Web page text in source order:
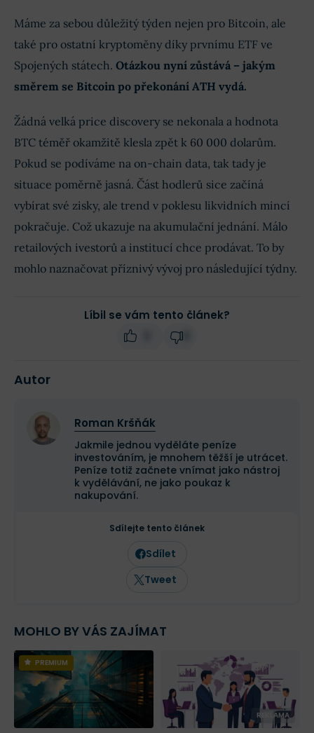
Máme za sebou důležitý týden nejen pro Bitcoin, ale
také pro ostatní kryptoměny díky prvnímu ETF ve
Spojených státech. Otázkou nyní zůstává – jakým
směrem se Bitcoin po překonání ATH vydá.
Žádná velká price discovery se nekonala a hodnota
BTC téměř okamžitě klesla zpět k 60 000 dolarům.
Pokud se podíváme na on-chain data, tak tady je
situace poměrně jasná. Část hodlerů sice začíná
vybírat své zisky, ale trend v poklesu likvidních mincí
pokračuje. Což ukazuje na akumulační jednání. Málo
retailových ivestorů a institucí chce prodávat. To by
mohlo naznačovat příznivý vývoj pro následující týdny.
Líbil se vám tento článek?
Autor
Roman Kršňák
Jakmile jednou vyděláte peníze
investováním, je mnohem těžší je utrácet.
Peníze totiž začnete vnímat jako nástroj
k vydělávání, ne jako poukaz k
nakupování.
Sdílejte tento článek
Sdílet
Tweet
MOHLO BY VÁS ZAJÍMAT
PREMIUM
REKLAMA